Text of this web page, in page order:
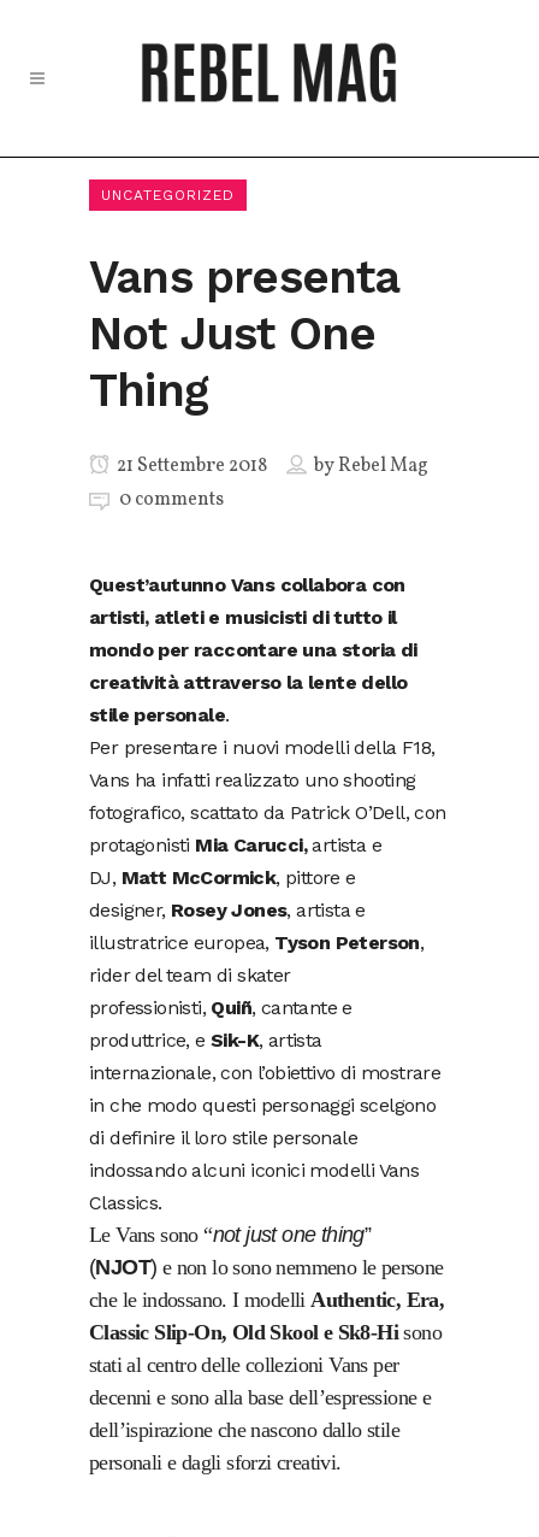
UNCATEGORIZED
Vans presenta
Not Just One
Thing
21 Settembre 2018 byRebel Mag
0 comments
Quest’autunno Vans collabora con
artisti, atleti e musicisti di tutto il
mondo per raccontare una storia di
creatività attraverso la lente dello
stile personale.
Per presentare i nuovi modelli della F18,
Vans ha infatti realizzato uno shooting
fotografico, scattato da Patrick O’Dell, con
protagonisti Mia Carucci,artista e
DJ, Matt McCormick, pittore e
designer, Rosey Jones, artista e
illustratrice europea, Tyson Peterson,
rider del team di skater
professionisti, Quiñ, cantante e
produttrice, eSik-K, artista
internazionale, con l’obiettivo di mostrare
in che modo questi personaggi scelgono
di definire il loro stile personale
indossando alcuni iconici modelli Vans
Classics.
Le Vans sono “not just one thing”
(NJOT) e non lo sono nemmeno le persone
che le indossano. I modelliAuthentic, Era,
Classic Slip-On, Old Skool e Sk8-Hisono
stati al centro delle collezioni Vans per
decenni e sono alla base dell’espressione e
dell’ispirazione che nascono dallo stile
personali e dagli sforzi creativi.